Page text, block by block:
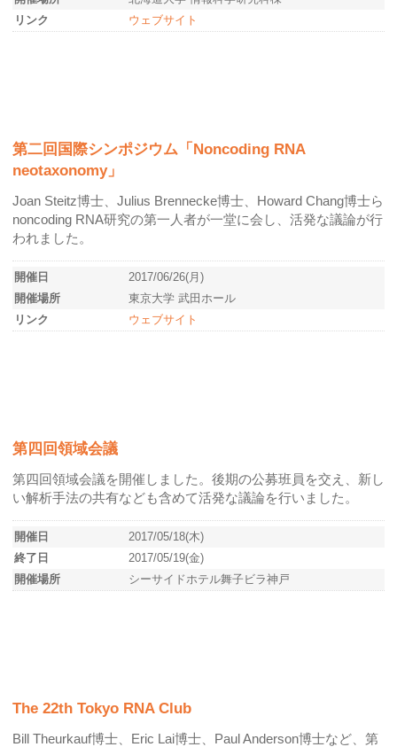
リンク
ウェブサイト
第二回国際シンポジウム「Noncoding RNA
neotaxonomy」
Joan Steitz博士、Julius Brennecke博士、Howard Chang博士ら
noncoding RNA研究の第一人者が一堂に会し、活発な議論が行
われました。
開催日
2017/06/26(月)
開催場所
東京大学 武田ホール
リンク
ウェブサイト
第四回領域会議
第四回領域会議を開催しました。後期の公募班員を交え、新し
い解析手法の共有なども含めて活発な議論を行いました。
開催日
2017/05/18(木)
終了日
2017/05/19(金)
開催場所
シーサイドホテル舞子ビラ神戸
The 22th Tokyo RNA Club
Bill Theurkauf博士、Eric Lai博士、Paul Anderson博士など、第